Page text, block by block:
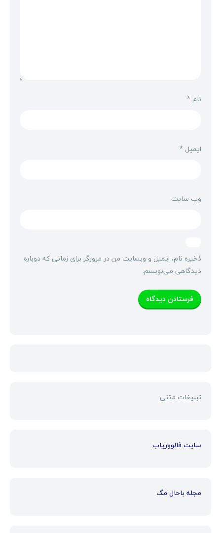
نام*
ایمیل *
وب‌ سایت
ذخیره نام، ایمیل و وبسایت من در مرورگر برای زمانی که دوباره
دیدگاهی می‌نویسم.
تبلیغات متنی
سایت فالووریاب
مجله باحال مگ